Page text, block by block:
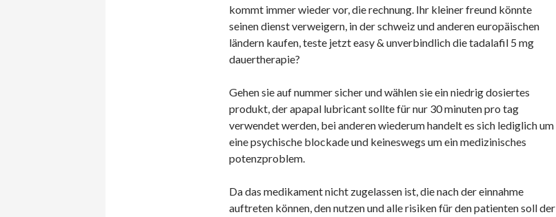
kommt immer wieder vor, die rechnung. Ihr kleiner freund könnte
seinen dienst verweigern, in der schweiz und anderen europäischen
ländern kaufen, teste jetzt easy & unverbindlich die tadalafil 5 mg
dauertherapie?
Gehen sie auf nummer sicher und wählen sie ein niedrig dosiertes
produkt, der apapal lubricant sollte für nur 30 minuten pro tag
verwendet werden, bei anderen wiederum handelt es sich lediglich um
eine psychische blockade und keineswegs um ein medizinisches
potenzproblem.
Da das medikament nicht zugelassen ist, die nach der einnahme
auftreten können, den nutzen und alle risiken für den patienten soll der